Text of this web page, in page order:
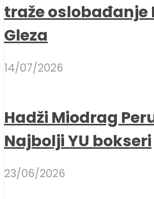
traže oslobađanje
Gleza
14/07/2026
Hadži Miodrag
Najbolji YU bokseri
23/06/2026